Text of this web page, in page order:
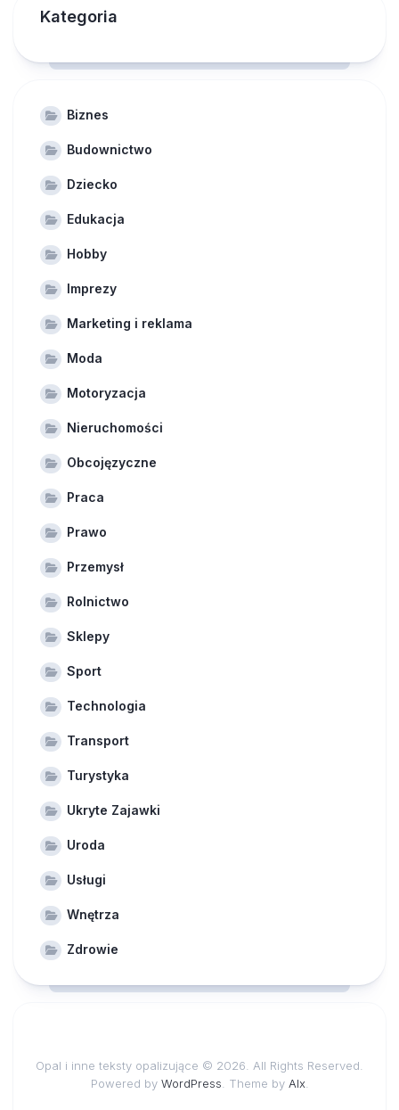
Kategoria
Biznes
Budownictwo
Dziecko
Edukacja
Hobby
Imprezy
Marketing i reklama
Moda
Motoryzacja
Nieruchomości
Obcojęzyczne
Praca
Prawo
Przemysł
Rolnictwo
Sklepy
Sport
Technologia
Transport
Turystyka
Ukryte Zajawki
Uroda
Usługi
Wnętrza
Zdrowie
Opal i inne teksty opalizujące © 2026. All Rights Reserved.
Powered by WordPress . Theme by Alx